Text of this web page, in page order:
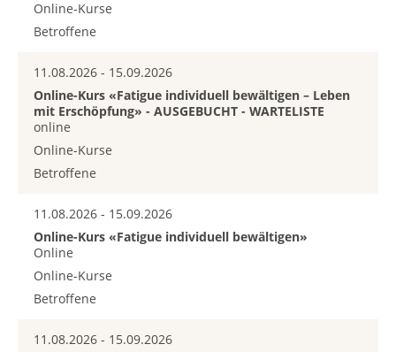
Online-Kurse
Betroffene
11.08.2026 - 15.09.2026
Online-Kurs «Fatigue individuell bewältigen – Leben
mit Erschöpfung» - AUSGEBUCHT - WARTELISTE
online
Online-Kurse
Betroffene
11.08.2026 - 15.09.2026
Online-Kurs «Fatigue individuell bewältigen»
Online
Online-Kurse
Betroffene
11.08.2026 - 15.09.2026